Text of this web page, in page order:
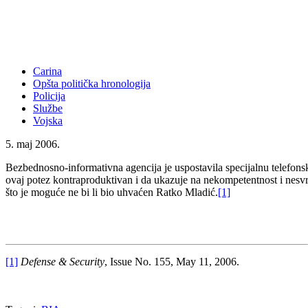
Carina
Opšta politička hronologija
Policija
Službe
Vojska
5. maj 2006.
Bezbednosno-informativna agencija je uspostavila specijalnu
ovaj potez kontraproduktivan i da ukazuje na nekompetentnost i
što je moguće ne bi li bio uhvaćen Ratko Mladić.[1]
[1] Defense & Security, Issue No. 155, May 11, 2006.